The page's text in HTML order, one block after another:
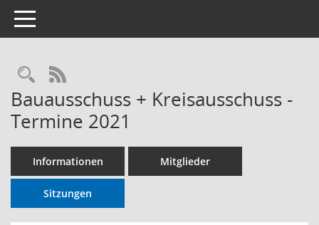
Toggle navigation
RSS-Feed
Bauausschuss + Kreisausschuss -
Termine 2021
Informationen Mitglieder
Sitzungen